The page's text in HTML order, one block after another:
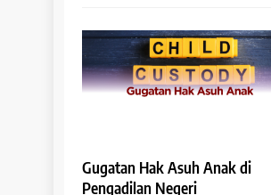
Gugatan Hak Asuh Anak di
Pengadilan Negeri